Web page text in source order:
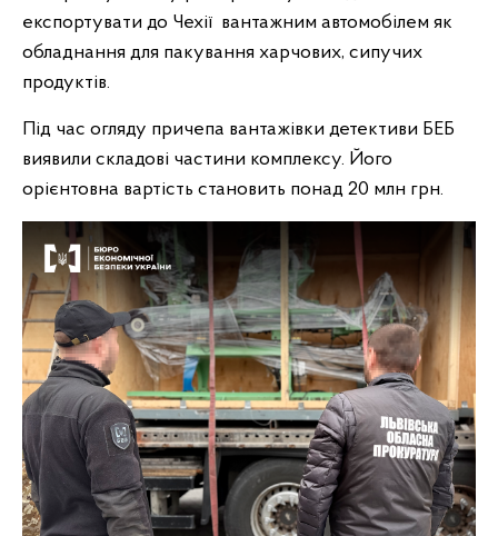
експортувати до Чехії вантажним автомобілем як
обладнання для пакування харчових, сипучих
продуктів.
Під час огляду причепа вантажівки детективи БЕБ
виявили складові частини комплексу. Його
орієнтовна вартість становить понад 20 млн грн.